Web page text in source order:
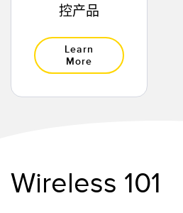
控产品
Learn
More
Wireless 101